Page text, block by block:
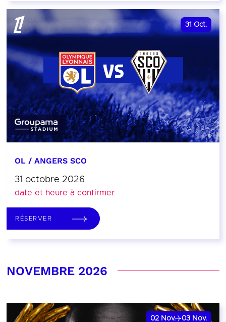
31 Oct.
OL / ANGERS SCO
31 octobre 2026
date et heure à confirmer
RÉSERVER
NOVEMBRE 2026
02 Nov. 03 Nov.